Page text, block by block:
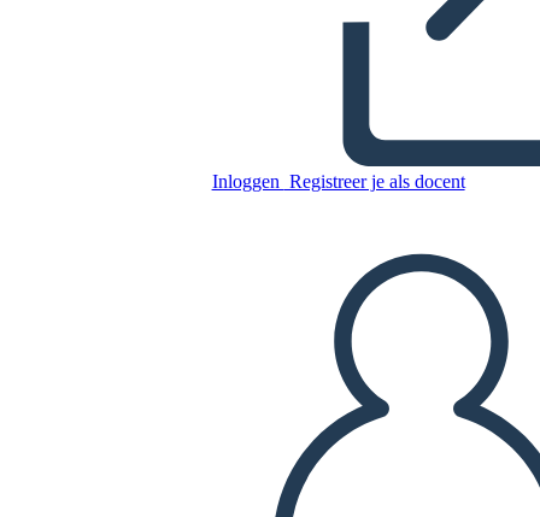
Inloggen Registreer je als docent
Kopieer dit Storyboard
DIAVOORSTELLING AFSPELEN
LEES MIJ VOOR